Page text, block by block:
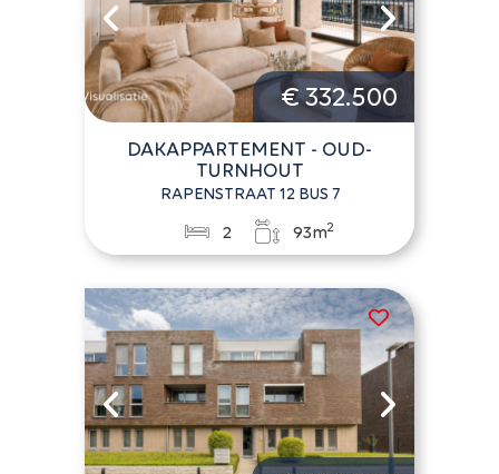
€ 332.500
DAKAPPARTEMENT - OUD-
TURNHOUT
RAPENSTRAAT 12 BUS 7
2 93m2